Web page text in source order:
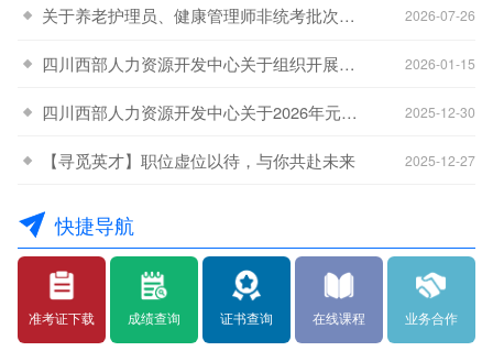
关于养老护理员、健康管理师非统考批次考生最后一次补考工作的通知 2026-07-26
四川西部人力资源开发中心关于组织开展2026年全省职业技能等级认定工作的通知 2026-01-15
四川西部人力资源开发中心关于2026年元旦节放假安排的通知 2025-12-30
【寻觅英才】职位虚位以待，与你共赴未来 2025-12-27
快捷导航
准考证下载 成绩查询 证书查询 在线课程 业务合作